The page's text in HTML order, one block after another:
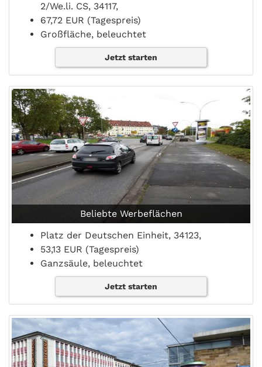
2/We.li. CS, 34117,
67,72 EUR (Tagespreis)
Großfläche, beleuchtet
Jetzt starten
Beliebte Werbeflächen
Platz der Deutschen Einheit, 34123,
53,13 EUR (Tagespreis)
Ganzsäule, beleuchtet
Jetzt starten